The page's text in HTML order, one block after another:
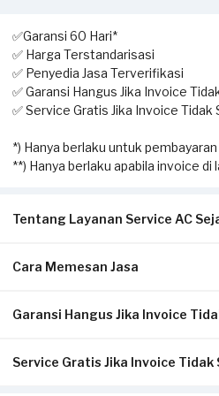
✅Garansi 60 Hari*
✅ Harga Terstandarisasi
✅ Penyedia Jasa Terverifikasi
✅ Garansi Hangus Jika Invoice
✅ Service Gratis Jika Invoice Tidak
*) Hanya berlaku untuk
**) Hanya berlaku apabila invoice di
Tentang Layanan Service AC
Solusi terbaik untuk Anda yang
service ini, Anda dapat memesan
Cara Memesan Jasa
Isi form sesuai detail kebutuhan
Klik Pesan Sekarang untuk
Garansi Hangus Jika Invoice
Pastikan kwitansi/invoice yang
Service Gratis Jika Invoice Tidak